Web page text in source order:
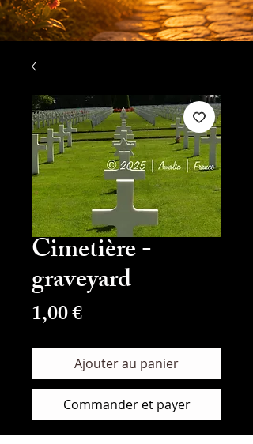
Cimetière -
graveyard
1,00 €Prix
Ajouter au panier
Commander et payer